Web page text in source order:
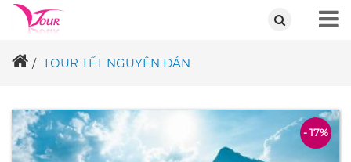
TOUR TẾT NGUYÊN ĐÁN
- 17%